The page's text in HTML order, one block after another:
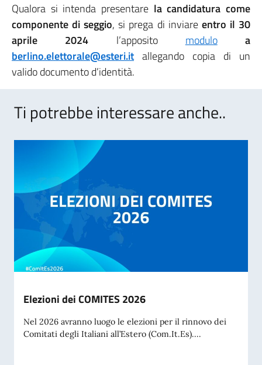
Qualora si intenda presentare la candidatura come
componente di seggio, si prega di inviareentro il 30
aprile 2024 l’apposito moduloa
berlino.elettorale@esteri.it allegando copia di un
valido documento d’identità.
Ti potrebbe interessare anche..
Elezioni dei COMITES 2026
Nel 2026 avranno luogo le elezioni per il rinnovo dei
Comitati degli Italiani all’Estero (Com.It.Es)....